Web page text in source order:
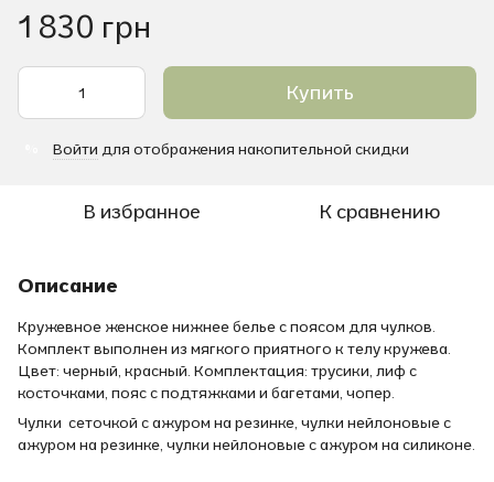
1 830 грн
Купить
Войти для отображения накопительной скидки
В избранное К сравнению
Описание
Кружевное женское нижнее белье с поясом для чулков.
Комплект выполнен из мягкого приятного к телу кружева.
Цвет: черный, красный. Комплектация: трусики, лиф с
косточками, пояс с подтяжками и багетами, чопер.
Чулки сеточкой с ажуром на резинке, чулки нейлоновые с
ажуром на резинке, чулки нейлоновые с ажуром на силиконе.